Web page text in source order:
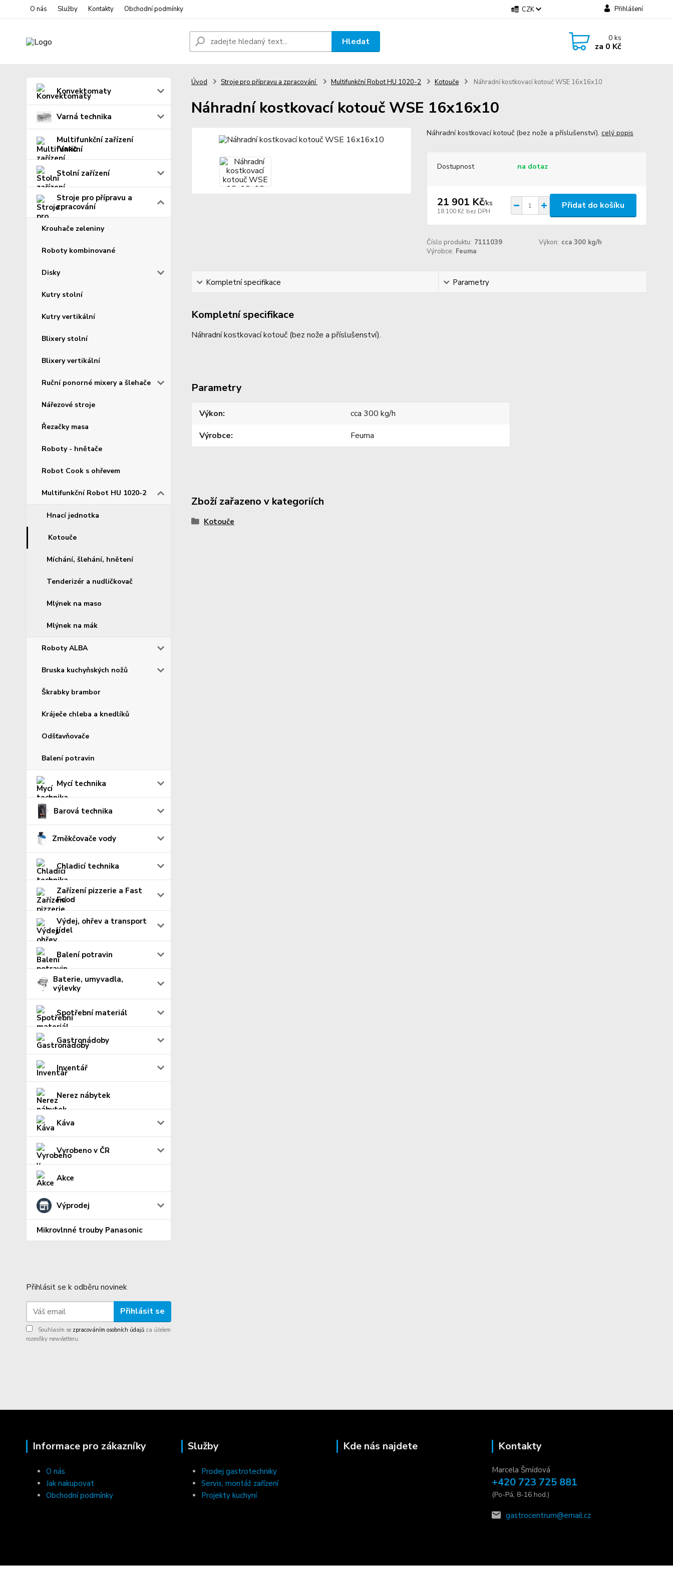
O nás Služby Kontakty Obchodní podmínky CZK Přihlášení
Hledat 0ks
za 0 Kč
Konvektomaty
Varná technika
Multifunkční zařízení
iVario
Stolní zařízení
Stroje pro přípravu a
zpracování
Krouhače zeleniny
Roboty kombinované
Disky
Kutry stolní
Kutry vertikální
Blixery stolní
Blixery vertikální
Ruční ponorné mixery a šlehače
Nářezové stroje
Řezačky masa
Roboty - hnětače
Robot Cook s ohřevem
Multifunkční Robot HU 1020-2
Hnací jednotka
Kotouče
Míchání, šlehání, hnětení
Tenderizér a nudličkovač
Mlýnek na maso
Mlýnek na mák
Roboty ALBA
Bruska kuchyňských nožů
Škrabky brambor
Kráječe chleba a knedlíků
Odšťavňovače
Balení potravin
Mycí technika
Barová technika
Změkčovače vody
Chladicí technika
Zařízení pizzerie a Fast
Food
Výdej, ohřev a transport
jídel
Balení potravin
Baterie, umyvadla,
výlevky
Spotřební materiál
Gastronádoby
Inventář
Nerez nábytek
Káva
Vyrobeno v ČR
Akce
Výprodej
Mikrovlnné trouby Panasonic
Přihlásit se k odběru novinek
Přihlásit se
Souhlasím se zpracováním osobních údajů za účelem
rozesílky newsletteru.
Úvod Stroje pro přípravu a zpracování Multifunkční Robot HU 1020-2 Kotouče Náhradní kostkovací kotouč WSE 16x16x10
Náhradní kostkovací kotouč WSE 16x16x10
Náhradní kostkovací kotouč (bez nože a příslušenství). celý popis
Dostupnost na dotaz
21 901 Kč/ks
18 100 Kč bez DPH
Přidat do košíku
Číslo produktu: 7111039 Výkon: cca 300 kg/h
Výrobce: Feuma
Kompletní specifikace Parametry
Kompletní specifikace
Náhradní kostkovací kotouč (bez nože a příslušenství).
Parametry
Výkon
cca 300 kg/h
Výrobce
Feuma
Zboží zařazeno v kategoriích
Kotouče
Informace pro zákazníky
O nás
Jak nakupovat
Obchodní podmínky
Služby
Prodej gastrotechniky
Servis, montáž zařízení
Projekty kuchyní
Kde nás najdete Kontakty
Marcela Šmídová
+420 723 725 881
(Po-Pá, 8-16 hod.)
gastrocentrum@email.cz